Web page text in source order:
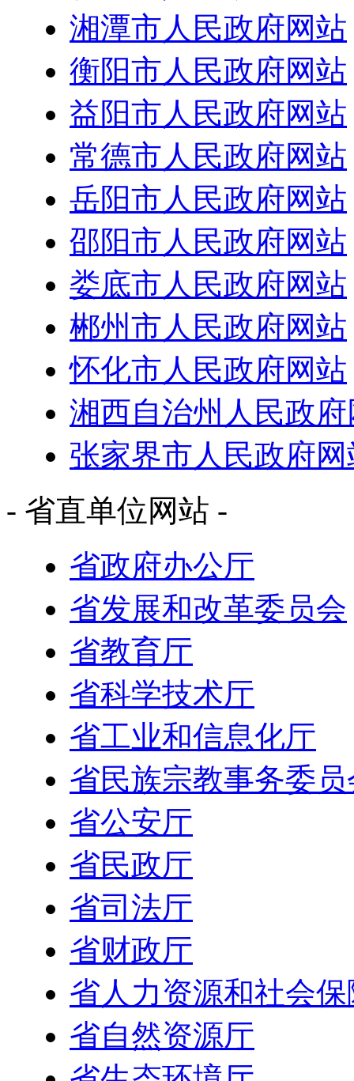
湘潭市人民政府网站
衡阳市人民政府网站
益阳市人民政府网站
常德市人民政府网站
岳阳市人民政府网站
邵阳市人民政府网站
娄底市人民政府网站
郴州市人民政府网站
怀化市人民政府网站
湘西自治州人民政
张家界市人民政府网
- 省直单位网站 -
省政府办公厅
省发展和改革委员会
省教育厅
省科学技术厅
省工业和信息化厅
省民族宗教事务委员
省公安厅
省民政厅
省司法厅
省财政厅
省人力资源和社会
省自然资源厅